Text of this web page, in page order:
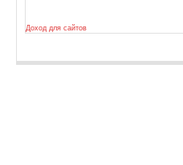
Доход для сайтов